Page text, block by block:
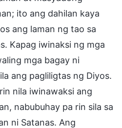
ito ang dahilan kaya
ang laman ng tao sa
Kapag iwinaksi ng mga
mga bagay ni
ang pagliligtas ng Diyos.
nila iwinawaksi ang
nabubuhay pa rin sila sa
ni Satanas. Ang